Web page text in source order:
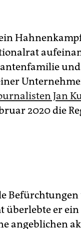
Jan
2020 die
überlebte er
angeblichen